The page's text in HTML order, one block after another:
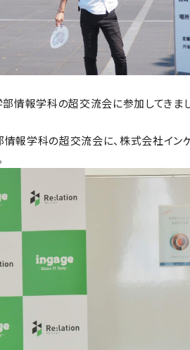
情報学科の超交流会に参加してきまし
情報学科の超交流会に、株式会社イン